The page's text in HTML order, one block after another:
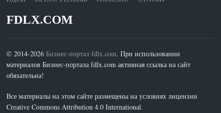
FDLX.COM
© 2014-2026Бизнес-портал fdlx.com. При использовании
материалов Бизнес-портала fdlx.com активная ссылка на сайт
обязательна!
Все материалы на этом сайте размещены на условиях лицензии
Creative Commons Attribution 4.0 International.